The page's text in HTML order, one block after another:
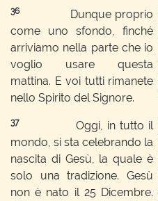
36Dunque proprio
come uno sfondo, finché
arriviamo nella parte che io
voglio usare questa
mattina. E voi tutti rimanete
nello Spirito del Signore.
37
Oggi, in tutto il
mondo, si sta celebrando la
nascita di Gesù, la quale è
solo una tradizione. Gesù
non è nato il 25 Dicembre.